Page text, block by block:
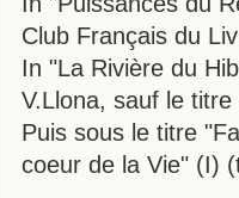
Club Français du
In "La Rivière du
V.Llona, sauf le
Puis sous le titre
coeur de la Vie" (I)